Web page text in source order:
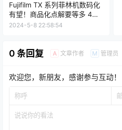
Fujifilm TX 系列菲林机数码化
有望！商品化点解要等多 4
年？
2024-5-8 22:58:54
0 条回复 A 文章作者 M 管理员
欢迎您，新朋友，感谢参与互动！